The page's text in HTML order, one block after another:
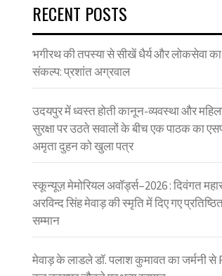
RECENT POSTS
भगीरथ की तपस्या से सीखें धैर्य और लोकसेवा का
संकल्प: प्रशांत अग्रवाल
उदयपुर में ध्वस्त होती कानून-व्यवस्था और
सुरक्षा पर उठते सवालों के बीच एक पाठक का
अमृता दुहन को खुला पत्र
स्कून्यूज़ मेमोरियल अवॉर्ड्स–2026 : दिवंगत
अरविन्द सिंह मेवाड़ की स्मृति में दिए गए प्रतिष्ठित
सम्मान
मेवाड़ के लाडले डॉ. पलाश कुमावत का जर्मनी से